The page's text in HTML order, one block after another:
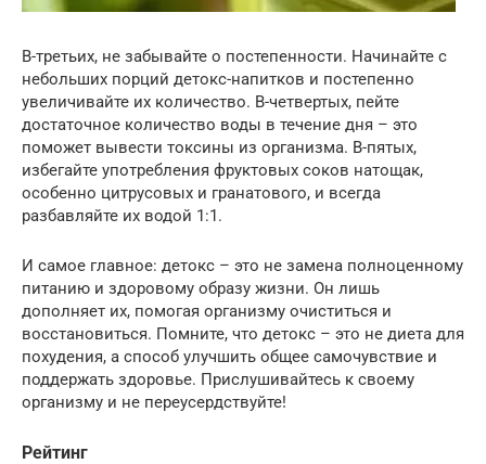
В-третьих, не забывайте о постепенности. Начинайте с
небольших порций детокс-напитков и постепенно
увеличивайте их количество. В-четвертых, пейте
достаточное количество воды в течение дня – это
поможет вывести токсины из организма. В-пятых,
избегайте употребления фруктовых соков натощак,
особенно цитрусовых и гранатового, и всегда
разбавляйте их водой 1:1.
И самое главное: детокс – это не замена полноценному
питанию и здоровому образу жизни. Он лишь
дополняет их, помогая организму очиститься и
восстановиться. Помните, что детокс – это не диета для
похудения, а способ улучшить общее самочувствие и
поддержать здоровье. Прислушивайтесь к своему
организму и не переусердствуйте!
Рейтинг